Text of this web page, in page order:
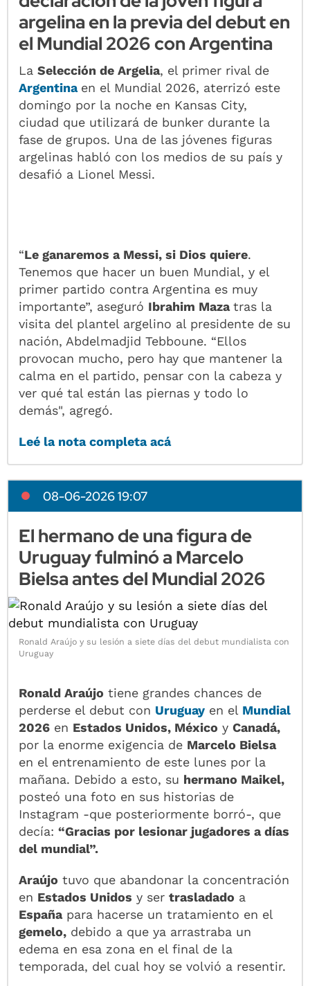
argelina en la previa del debut en
el Mundial 2026 con Argentina
LaSelección de Argelia, el primer rival de
Argentina en el Mundial 2026, aterrizó este
domingo por la noche en Kansas City,
ciudad que utilizará de bunker durante la
fase de grupos. Una de las jóvenes figuras
argelinas habló con los medios de su país y
desafió a Lionel Messi.
“Le ganaremos a Messi, si Dios quiere.
Tenemos que hacer un buen Mundial, y el
primer partido contra Argentina es muy
importante”, aseguró Ibrahim Mazatras la
visita del plantel argelino al presidente de su
nación, Abdelmadjid Tebboune. “Ellos
provocan mucho, pero hay que mantener la
calma en el partido, pensar con la cabeza y
ver qué tal están las piernas y todo lo
demás", agregó.
Leé la nota completa acá
08-06-2026 19:07
El hermano de una figura de
Uruguay fulminó a Marcelo
Bielsa antes del Mundial 2026
Ronald Araújo y su lesión a siete días del debut mundialista con
Uruguay
Ronald Araújo tiene grandes chances de
perderse el debut con Uruguay en el Mundial
2026 en Estados Unidos, México yCanadá,
por la enorme exigencia de Marcelo Bielsa
en el entrenamiento de este lunes por la
mañana. Debido a esto, su hermano Maikel,
posteó una foto en sus historias de
Instagram -que posteriormente borró-, que
decía:“Gracias por lesionar jugadores a días
del mundial”.
Araújo tuvo que abandonar la concentración
en Estados Unidos y sertrasladado a
Españapara hacerse un tratamiento en el
gemelo, debido a que ya arrastraba un
edema en esa zona en el final de la
temporada, del cual hoy se volvió a resentir.